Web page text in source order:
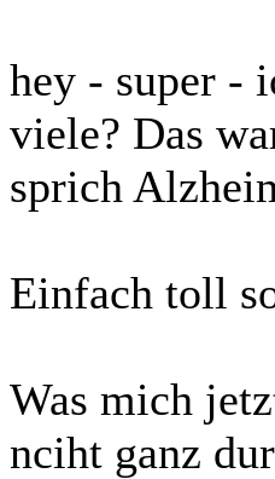
hey - super -
viele? Das
sprich
Einfach toll
Was mich
nciht ganz